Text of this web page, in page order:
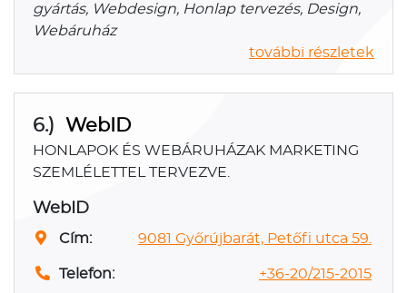
gyártás, Webdesign, Honlap tervezés, Design,
Webáruház
további részletek
6.) WebID
HONLAPOK ÉS WEBÁRUHÁZAK MARKETING
SZEMLÉLETTEL TERVEZVE.
WebID
Cím: 9081 Győrújbarát, Petőfi utca 59.
Telefon: +36-20/215-2015